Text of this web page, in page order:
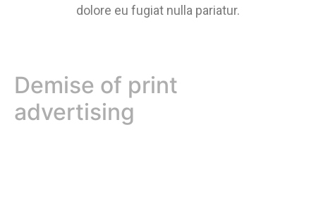
dolore eu fugiat nulla pariatur.
Demise of print
advertising